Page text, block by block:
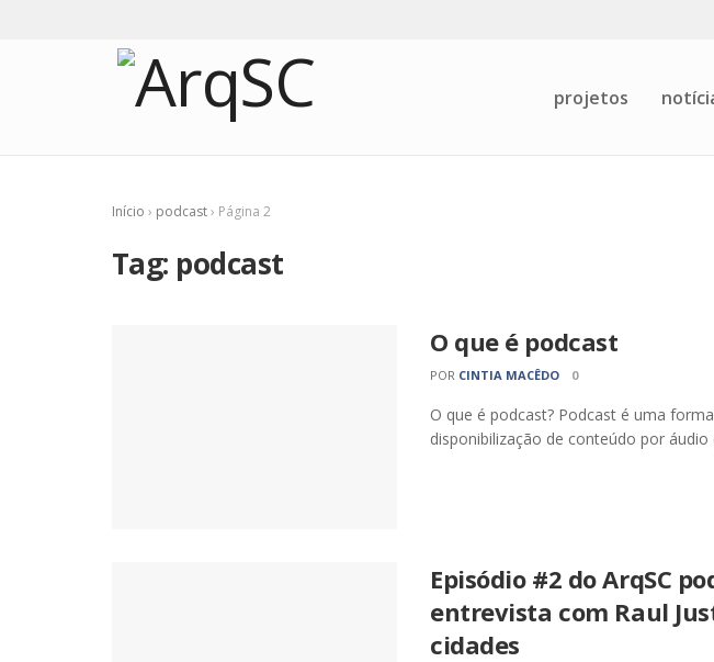
projetos
Início › podcast› Página 2
Tag: podcast
O que é podcast
POR CINTIA MACÊDO 0
O que é podcast? Podcast é uma
disponibilização de conteúdo por áudio
Episódio #2 do ArqSC
entrevista com Raul
cidades